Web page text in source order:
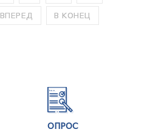
ВПЕРЕД В КОНЕЦ
ОПРОС